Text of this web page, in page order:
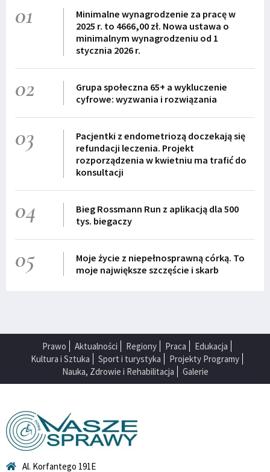
01
Minimalne wynagrodzenie za pracę w
2025 r. to 4666,00 zł. Nowa ustawa o
minimalnym wynagrodzeniu od 1
stycznia 2026 r.
02
Grupa społeczna 65+ a wykluczenie
cyfrowe: wyzwania i rozwiązania
03
Pacjentki z endometriozą doczekają się
refundacji leczenia. Projekt
rozporządzenia w kwietniu ma trafić do
konsultacji
04
Bieg Rossmann Run z aplikacją dla 500
tys. biegaczy
05
Moje życie z niepełnosprawną córką. To
moje największe szczęście i skarb
Prawo Aktualności Regiony Praca
Edukacja
Kultura i Sztuka
Sport i turystyka
Projekty Programy
Nauka, Zdrowie i Rehabilitacja
Galerie
Al. Korfantego 191E